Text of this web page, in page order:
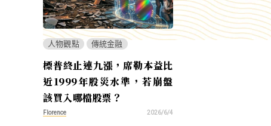
人物觀點 傳統金融
標普終止連九漲，席勒本益比
近1999年股災水準，若崩盤
該買入哪檔股票？
Florence 2026/6/4